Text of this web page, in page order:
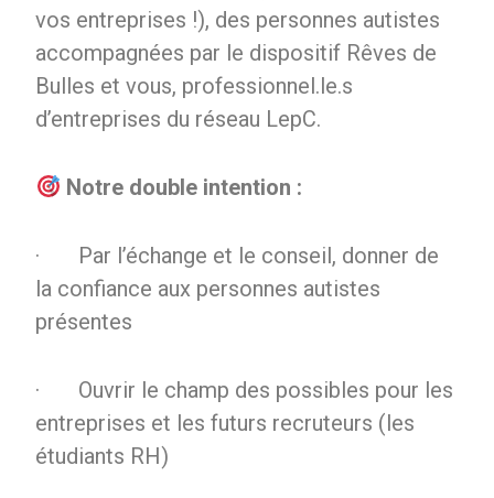
vos entreprises !), des personnes autistes
accompagnées par le dispositif Rêves de
Bulles et vous, professionnel.le.s
d’entreprises du réseau LepC.
Notre double intention :
· Par l’échange et le conseil, donner de
la confiance aux personnes autistes
présentes
· Ouvrir le champ des possibles pour les
entreprises et les futurs recruteurs (les
étudiants RH)